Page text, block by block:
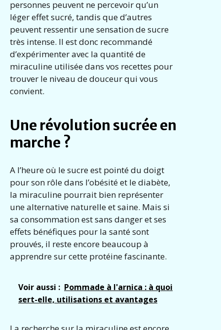
personnes peuvent ne percevoir qu’un
léger effet sucré, tandis que d’autres
peuvent ressentir une sensation de sucre
très intense. Il est donc recommandé
d’expérimenter avec la quantité de
miraculine utilisée dans vos recettes pour
trouver le niveau de douceur qui vous
convient.
Une révolution sucrée en
marche ?
A l’heure où le sucre est pointé du doigt
pour son rôle dans l’obésité et le diabète,
la miraculine pourrait bien représenter
une alternative naturelle et saine. Mais si
sa consommation est sans danger et ses
effets bénéfiques pour la santé sont
prouvés, il reste encore beaucoup à
apprendre sur cette protéine fascinante.
Voir aussi : Pommade à l'arnica : à quoi
sert-elle, utilisations et avantages